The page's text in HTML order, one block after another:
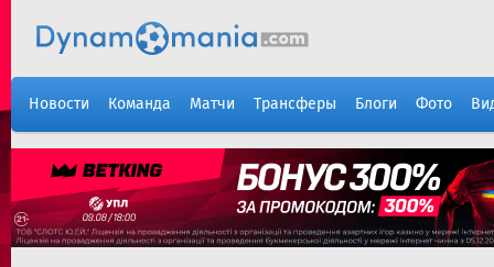
Новости Команда Матчи Трансферы Блоги Фото